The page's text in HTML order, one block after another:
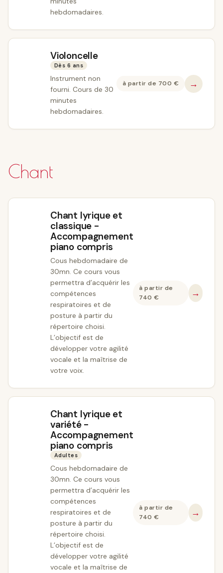
hebdomadaires.
Violoncelle
Dès 6 ans
Instrument non
fourni. Cours de 30
minutes
hebdomadaires.
à partir de 700 € →
Chant
Chant lyrique et
classique -
Accompagnement
piano compris
Cous hebdomadaire de
30mn. Ce cours vous
permettra d’acquérir les
compétences
respiratoires et de
posture à partir du
répertoire choisi.
L’objectif est de
développer votre agilité
vocale et la maîtrise de
votre voix.
à partir de
740 € →
Chant lyrique et
variété -
Accompagnement
piano compris
Adultes
Cous hebdomadaire de
30mn. Ce cours vous
permettra d’acquérir les
compétences
respiratoires et de
posture à partir du
répertoire choisi.
L’objectif est de
développer votre agilité
vocale et la maîtrise de
à partir de
740 € →